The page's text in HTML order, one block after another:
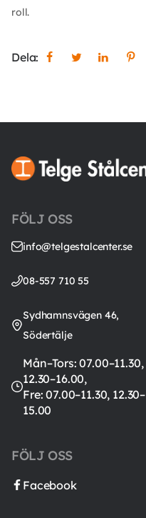
roll.
Dela:
FÖLJ OSS
info@telgestalcenter.se
08-557 710 55
Sydhamnsvägen 46,
Södertälje
Mån–Tors: 07.00–11.30,
12.30–16.00,
Fre: 07.00–11.30, 12.30–
15.00
FÖLJ OSS
Facebook